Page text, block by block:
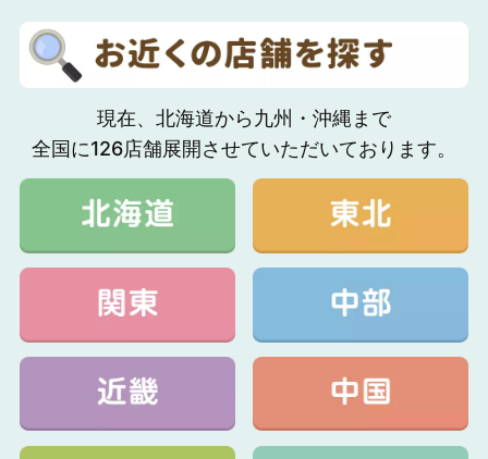
現在、北海道から九州・沖縄まで
全国に126店舗展開させていただいております。